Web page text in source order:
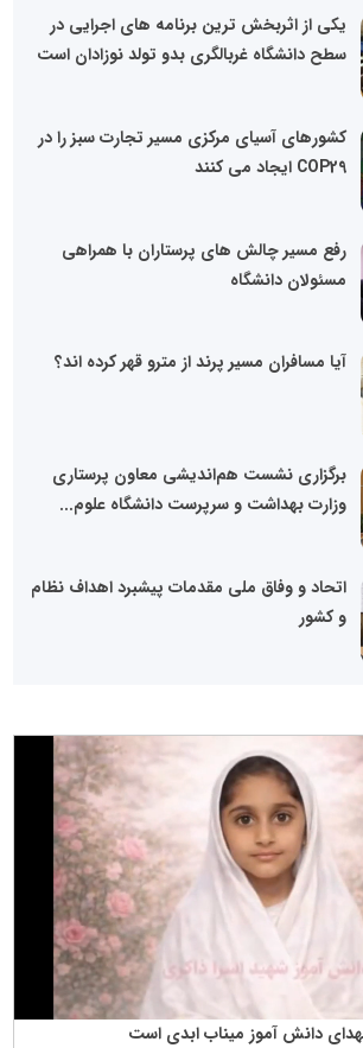
یکی از اثربخش ترین برنامه های اجرایی در
سطح دانشگاه غربالگری بدو تولد نوزادان است
کشورهای آسیای مرکزی مسیر تجارت سبز را در
COP29 ایجاد می کنند
رفع مسیر چالش های پرستاران با همراهی
مسئولان دانشگاه
آیا مسافران مسیر پرند از مترو قهر کرده اند؟
برگزاری نشست هم‌اندیشی معاون پرستاری
وزارت بهداشت و سرپرست دانشگاه علوم...
اتحاد و وفاق ملی مقدمات پیشبرد اهداف نظام
و کشور
دانش آموز میناب ابدی است